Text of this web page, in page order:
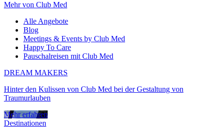
Mehr von Club Med
Alle Angebote
Blog
Meetings & Events by Club Med
Happy To Care
Pauschalreisen mit Club Med
DREAM MAKERS
Hinter den Kulissen von Club Med bei der Gestaltung von
Traumurlauben
Mehr erfahren
Destinationen